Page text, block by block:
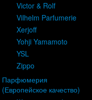
Victor & Rolf
Vilhelm Parfumerie
Xerjoff
Yohji Yamamoto
YSL
Zippo
Парфюмерия
(Европейское качество)